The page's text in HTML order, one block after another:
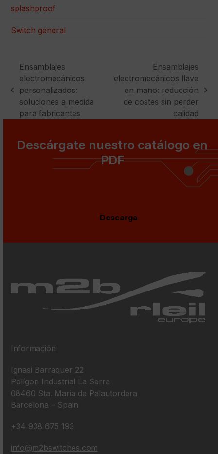
splashproof
Switch general
previous
post:
Ensamblajes
electromecánicos
personalizados:
soluciones a medida
para fabricantes
next
post:
Ensamblajes
electromecánicos llave
en mano: reducción
de costes sin perder
calidad
Descárgate nuestro catálogo en
PDF
Descarga
Información
Ignasi Barraquer 22
Polígon Industrial La Serra
08460 Sta. Maria de Palautordera
Barcelona – Spain
+34 938 675 193
info@m2bswitches.com